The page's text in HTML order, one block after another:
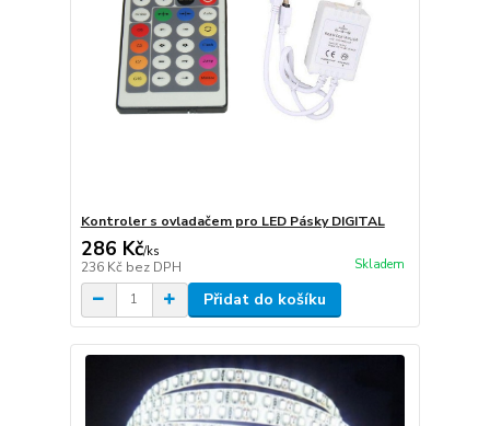
Kontroler s ovladačem pro LED Pásky DIGITAL
286 Kč/ks
236 Kč bez DPH Skladem
Přidat do košíku